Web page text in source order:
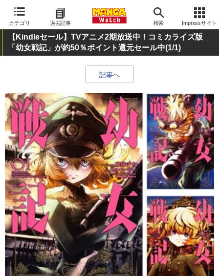
カテゴリ 過去記事 検索 Impressサイト
【Kindleセール】TVアニメ2期放送中！コミカライズ版
「幼女戦記」が約50％ポイント還元セール中(1/1)
記事へ